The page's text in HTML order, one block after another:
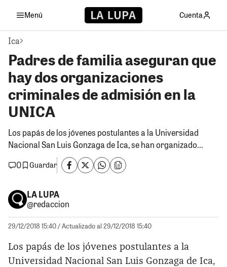
Menú Cuenta
Ica
Padres de familia aseguran que
hay dos organizaciones
criminales de admisión en la
UNICA
Los papás de los jóvenes postulantes a la Universidad
Nacional San Luis Gonzaga de Ica, se han organizado...
0
Guardar
LA LUPA
@redaccion
29/12/2018 15:40/ Actualizado al 29/12/2018 15:40
Los papás de los jóvenes postulantes a la
Universidad Nacional San Luis Gonzaga de Ica,